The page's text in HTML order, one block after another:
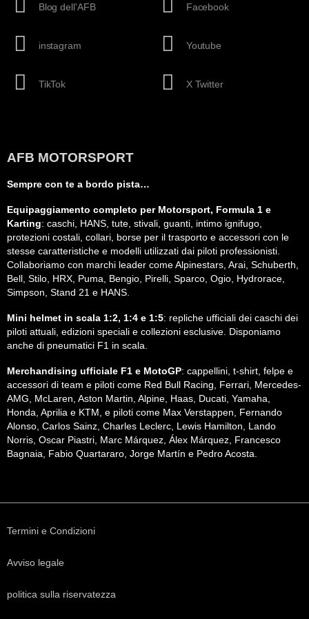
Blog dell'AFB
instagram
TikTok
Facebook
Youtube
X Twitter
AFB MOTORSPORT
Sempre con te a bordo pista…
Equipaggiamento completo per Motorsport, Formula 1 e
Karting: caschi, HANS, tute, stivali, guanti, intimo ignifugo,
protezioni costali, collari, borse per il trasporto e accessori con le
stesse caratteristiche e modelli utilizzati dai piloti professionisti.
Collaboriamo con marchi leader come Alpinestars, Arai, Schuberth,
Bell, Stilo, HRX, Puma, Bengio, Pirelli, Sparco, Ogio, Hydrorace,
Simpson, Stand 21 e HANS.
Mini helmet in scala 1:2, 1:4 e 1:5: repliche ufficiali dei caschi dei
piloti attuali, edizioni speciali e collezioni esclusive. Disponiamo
anche di pneumatici F1 in scala.
Merchandising ufficiale F1 e MotoGP: cappellini, t-shirt, felpe e
accessori di team e piloti come Red Bull Racing, Ferrari, Mercedes-
AMG, McLaren, Aston Martin, Alpine, Haas, Ducati, Yamaha,
Honda, Aprilia e KTM, e piloti come Max Verstappen, Fernando
Alonso, Carlos Sainz, Charles Leclerc, Lewis Hamilton, Lando
Norris, Oscar Piastri, Marc Márquez, Álex Márquez, Francesco
Bagnaia, Fabio Quartararo, Jorge Martín e Pedro Acosta.
Termini e Condizioni
Avviso legale
politica sulla riservatezza